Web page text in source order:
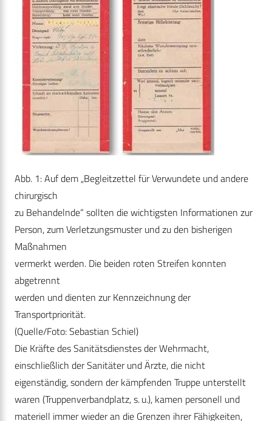
Abb. 1: Auf dem „Begleitzettel für Verwundete und andere
chirurgisch
zu Behandelnde“ sollten die wichtigsten Informationen zur
Person, zum Verletzungsmuster und zu den bisherigen
Maßnahmen
vermerkt werden. Die beiden roten Streifen konnten
abgetrennt
werden und dienten zur Kennzeichnung der
Transportpriorität.
(Quelle/Foto: Sebastian Schiel)
Die Kräfte des Sanitätsdienstes der Wehrmacht,
einschließlich der Sanitäter und Ärzte, die nicht
eigenständig, sondern der kämpfenden Truppe unterstellt
waren (Truppenverbandplatz, s. u.), kamen personell und
materiell immer wieder an die Grenzen ihrer Fähigkeiten,